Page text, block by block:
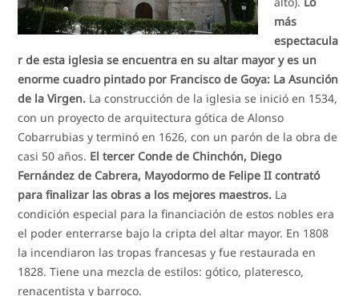
más
espectacula
r de esta iglesia se encuentra en su altar mayor y es un
enorme cuadro pintado por Francisco de Goya: La Asunción
de la Virgen. La construcción de la iglesia se inició en 1534,
con un proyecto de arquitectura gótica de Alonso
Cobarrubias y terminó en 1626, con un parón de la obra de
casi 50 años. El tercer Conde de Chinchón, Diego
Fernández de Cabrera, Mayodormo de Felipe II contrató
para finalizar las obras a los mejores maestros. La
condición especial para la financiación de estos nobles era
el poder enterrarse bajo la cripta del altar mayor. En 1808
la incendiaron las tropas francesas y fue restaurada en
1828. Tiene una mezcla de estilos: gótico, plateresco,
renacentista y barroco.